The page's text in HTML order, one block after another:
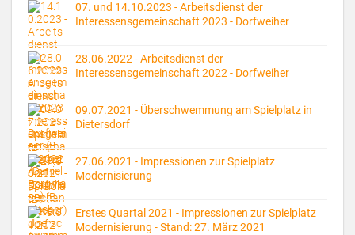
07. und 14.10.2023 - Arbeitsdienst der
Interessensgemeinschaft 2023 - Dorfweiher
28.06.2022 - Arbeitsdienst der
Interessensgemeinschaft 2022 - Dorfweiher
09.07.2021 - Überschwemmung am Spielplatz in
Dietersdorf
27.06.2021 - Impressionen zur Spielplatz
Modernisierung
Erstes Quartal 2021 - Impressionen zur Spielplatz
Modernisierung - Stand: 27. März 2021